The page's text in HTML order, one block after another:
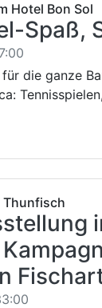
Hotel Bon Sol
Spaß,
die ganze
Thunfisch